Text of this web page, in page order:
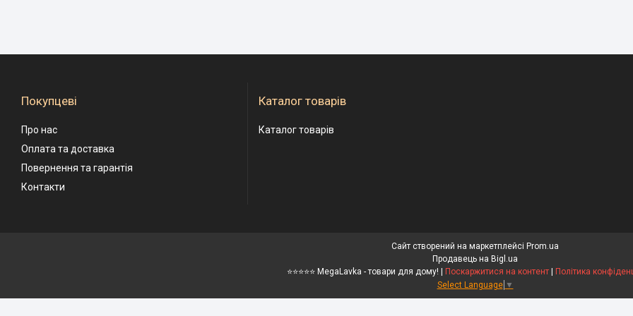
Покупцеві
Про нас
Оплата та доставка
Повернення та гарантія
Контакти
Каталог товарів
Каталог товарів
Сайт створений на маркетплейсі Prom.ua
Продавець на Bigl.ua
Поскаржитися на контент
Політика
Select Language ▼